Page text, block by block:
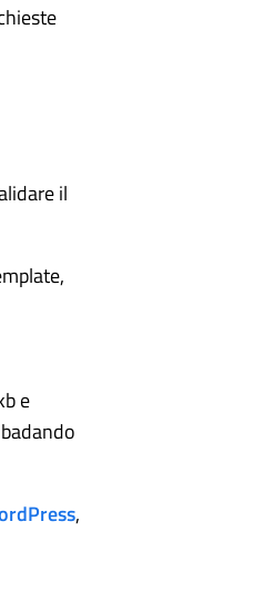
il
e
,